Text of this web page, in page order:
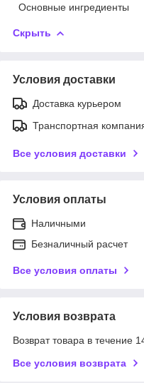
Основные ингредиенты
Скрыть
Условия доставки
Доставка курьером
Транспортная
Все условия доставки
Условия оплаты
Наличными
Безналичный расчет
Все условия оплаты
Условия возврата
Возврат товара в течение
Все условия возврата